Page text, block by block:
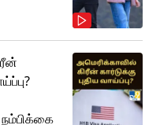
நம்பிக்கை